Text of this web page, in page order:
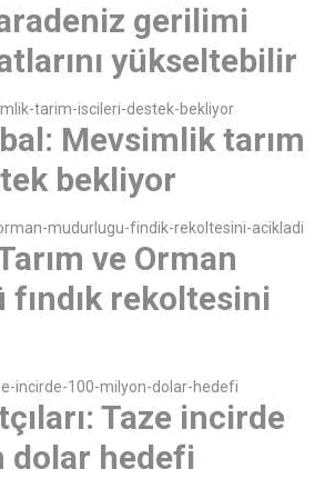
gerilimi
yükseltebilir
Mevsimlik tarım
bekliyor
ve Orman
rekoltesini
Taze incirde
dolar hedefi